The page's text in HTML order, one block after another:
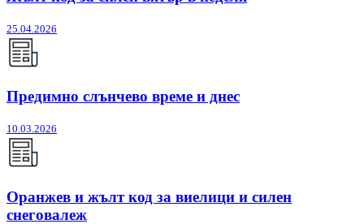
25.04.2026
Предимно слънчево време и днес
10.03.2026
Оранжев и жълт код за виелици и силен
снеговалеж